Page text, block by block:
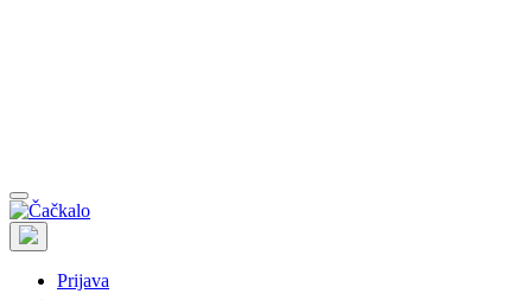
Prijava